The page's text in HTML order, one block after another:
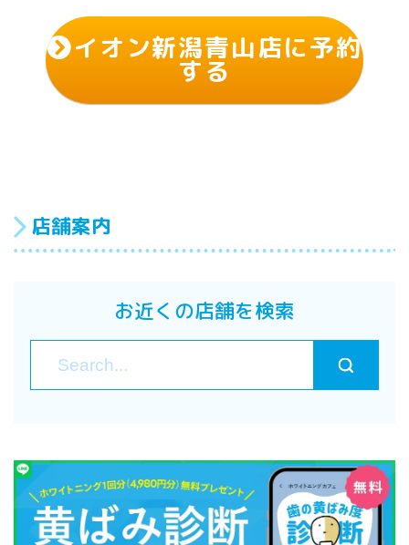
イオン新潟青山店に予約
する
店舗案内
お近くの店舗を検索